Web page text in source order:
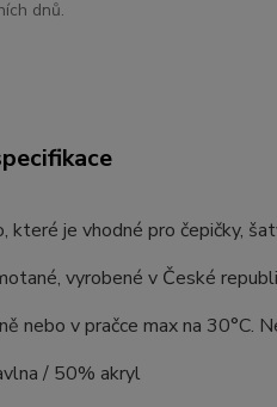
dnů.
které je vhodné pro čepičky,
vyrobené v České
nebo v pračce max na 30°C.
/ 50% akryl